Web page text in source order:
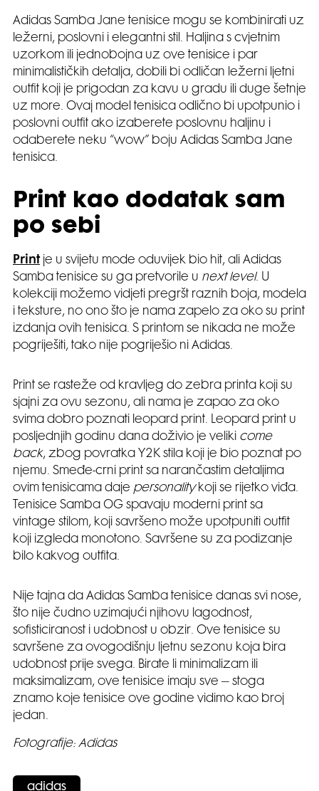
Adidas Samba Jane tenisice mogu se kombinirati uz
ležerni, poslovni i elegantni stil. Haljina s cvjetnim
uzorkom ili jednobojna uz ove tenisice i par
minimalističkih detalja, dobili bi odličan ležerni ljetni
outfit koji je prigodan za kavu u gradu ili duge šetnje
uz more. Ovaj model tenisica odlično bi upotpunio i
poslovni outfit ako izaberete poslovnu haljinu i
odaberete neku “wow” boju Adidas Samba Jane
tenisica.
Print kao dodatak sam
po sebi
Printje u svijetu mode oduvijek bio hit, ali Adidas
Samba tenisice su ga pretvorile u next level. U
kolekciji možemo vidjeti pregršt raznih boja, modela
i teksture, no ono što je nama zapelo za oko su print
izdanja ovih tenisica. S printom se nikada ne može
pogriješiti, tako nije pogriješio ni Adidas.
Print se rasteže od kravljeg do zebra printa koji su
sjajni za ovu sezonu, ali nama je zapao za oko
svima dobro poznati leopard print. Leopard print u
posljednjih godinu dana doživio je veliki come
back, zbog povratka Y2K stila koji je bio poznat po
njemu. Smeđe-crni print sa narančastim detaljima
ovim tenisicama daje personalitykoji se rijetko viđa.
Tenisice Samba OG spavaju moderni print sa
vintage stilom, koji savršeno može upotpuniti outfit
koji izgleda monotono. Savršene su za podizanje
bilo kakvog outfita.
Nije tajna da Adidas Samba tenisice danas svi nose,
što nije čudno uzimajući njihovu lagodnost,
sofisticiranost i udobnost u obzir. Ove tenisice su
savršene za ovogodišnju ljetnu sezonu koja bira
udobnost prije svega. Birate li minimalizam ili
maksimalizam, ove tenisice imaju sve – stoga
znamo koje tenisice ove godine vidimo kao broj
jedan.
Fotografije: Adidas
adidas